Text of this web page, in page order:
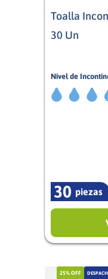
Toalla
30 Un
Nivel de
4/5
piezas
30
25% OFF